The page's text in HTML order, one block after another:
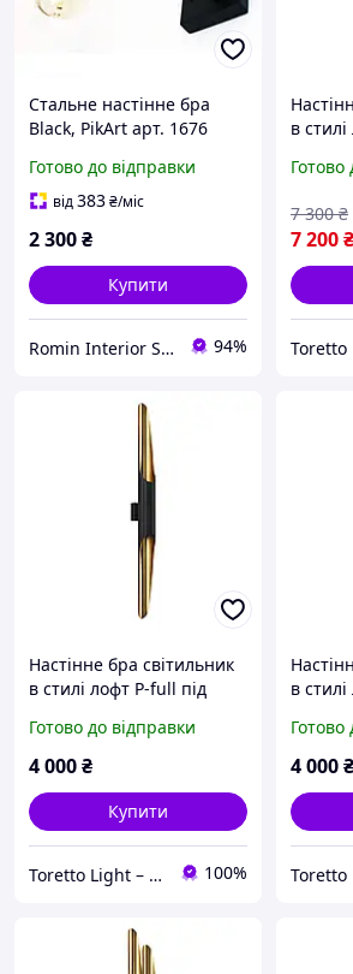
Стальне настінне бра
Black, PikArt арт. 1676
Готово до відправки
від383₴/міс
2 300₴
Купити
Romin Interior Store 94%
в
Готово
7 200₴
7 300 ₴
Настінне бра світильник
в стилі лофт P-full під
Готово до відправки
4 000₴
Купити
Toretto Light – Освітлення та електротовари 100%
в
Білий
Готово
4 000₴